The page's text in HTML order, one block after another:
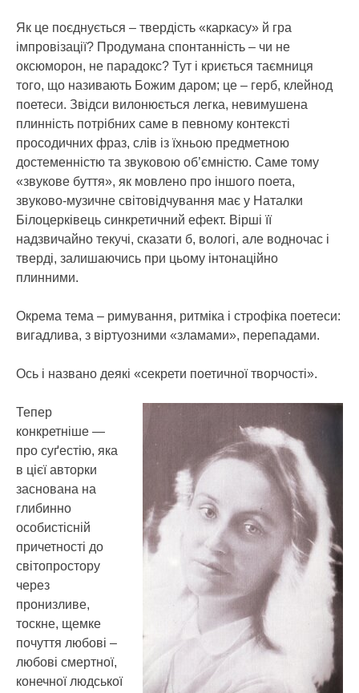
Як це поєднується – твердість «каркасу» й гра
імпровізації? Продумана спонтанність – чи не
оксюморон, не парадокс? Тут і криється таємниця
того, що називають Божим даром; це – герб, клейнод
поетеси. Звідси вилонюється легка, невимушена
плинність потрібних саме в певному контексті
просодичних фраз, слів із їхньою предметною
достеменністю та звуковою об’ємністю. Саме тому
«звукове буття», як мовлено про іншого поета,
звуково-музичне світовідчування має у Наталки
Білоцерківець синкретичний ефект. Вірші її
надзвичайно текучі, сказати б, вологі, але водночас і
тверді, залишаючись при цьому інтонаційно
плинними.
Окрема тема – римування, ритміка і строфіка поетеси:
вигадлива, з віртуозними «зламами», перепадами.
Ось і названо деякі «секрети поетичної творчості».
Тепер
конкретніше —
про суґестію, яка
в цієї авторки
заснована на
глибинно
особистісній
причетності до
світопростору
через
пронизливе,
тоскне, щемке
почуття любові –
любові смертної,
конечної людської